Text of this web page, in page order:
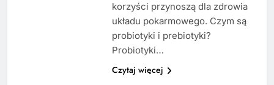
korzyści przynoszą dla zdrowia
układu pokarmowego. Czym są
probiotyki i prebiotyki?
Probiotyki…
Czytaj więcej